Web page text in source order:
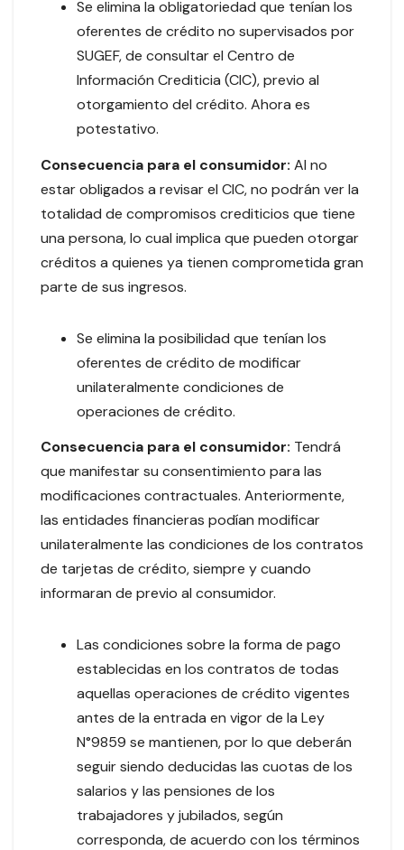
Se elimina la obligatoriedad que tenían los
oferentes de crédito no supervisados por
SUGEF, de consultar el Centro de
Información Crediticia (CIC), previo al
otorgamiento del crédito. Ahora es
potestativo.
Consecuencia para el consumidor: Al no
estar obligados a revisar el CIC, no podrán ver la
totalidad de compromisos crediticios que tiene
una persona, lo cual implica que pueden otorgar
créditos a quienes ya tienen comprometida gran
parte de sus ingresos.
Se elimina la posibilidad que tenían los
oferentes de crédito de modificar
unilateralmente condiciones de
operaciones de crédito.
Consecuencia para el consumidor: Tendrá
que manifestar su consentimiento para las
modificaciones contractuales. Anteriormente,
las entidades financieras podían modificar
unilateralmente las condiciones de los contratos
de tarjetas de crédito, siempre y cuando
informaran de previo al consumidor.
Las condiciones sobre la forma de pago
establecidas en los contratos de todas
aquellas operaciones de crédito vigentes
antes de la entrada en vigor de la Ley
N°9859 se mantienen, por lo que deberán
seguir siendo deducidas las cuotas de los
salarios y las pensiones de los
trabajadores y jubilados, según
corresponda, de acuerdo con los términos